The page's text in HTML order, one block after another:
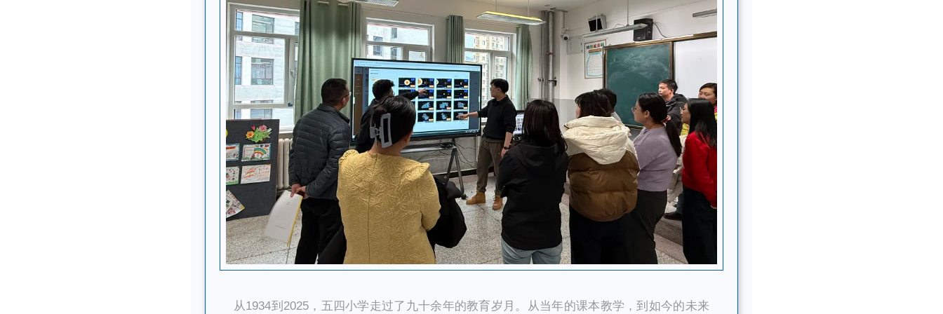
从1934到2025，五四小学走过了九十余年的教育岁月。从当年的课本教学，到如今的未来